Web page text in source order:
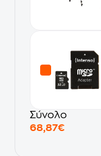
Σύνολο
68,87€